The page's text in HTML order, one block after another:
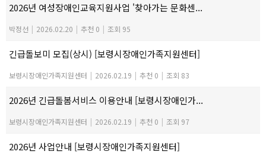
2026년 여성장애인교육지원사업 '찾아가는 문화센...
박정선 | 2026.02.20 | 추천 0 | 조회 95
긴급돌보미 모집(상시) [보령시장애인가족지원센터]
보령시장애인가족지원센터 | 2026.02.19 | 추천 0 | 조회 83
2026년 긴급돌봄서비스 이용안내 [보령시장애인가...
보령시장애인가족지원센터 | 2026.02.19 | 추천 0 | 조회 97
2026년 사업안내 [보령시장애인가족지원센터]